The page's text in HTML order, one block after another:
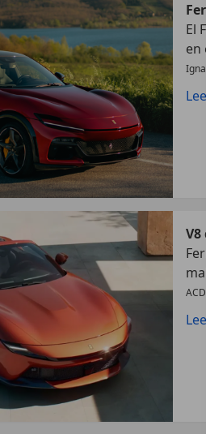
El
en
ACD